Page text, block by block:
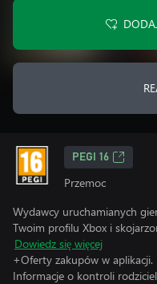
PEGI 16
Przemoc
Wydawcy uruchamianych
Twoim profilu Xbox i
Dowiedz się więcej
+Oferty zakupów w aplikacji.
Informacje o kontroli